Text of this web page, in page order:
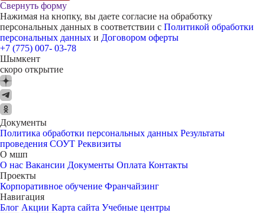
Свернуть форму
Нажимая на кнопку, вы даете согласие на обработку
персональных данных в соответствии с Политикой обработки
персональных данных и Договором оферты
+7 (775) 007- 03-78
Шымкент
скоро открытие
Документы
Политика обработки персональных данных Результаты
проведения СОУТ Реквизиты
О мшп
О нас Вакансии Документы Оплата Контакты
Проекты
Корпоративное обучение Франчайзинг
Навигация
Блог Акции Карта сайта Учебные центры